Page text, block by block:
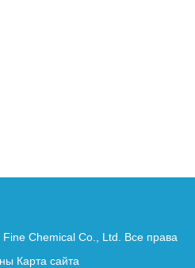
Chemical Co., Ltd. Все права
Карта сайта